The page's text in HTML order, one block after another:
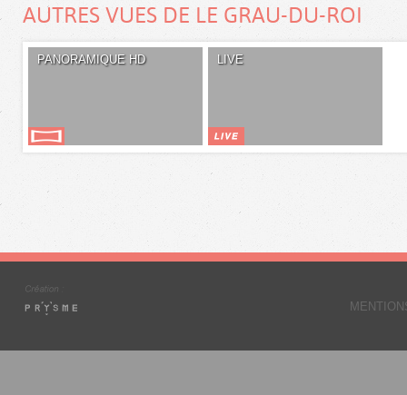
AUTRES VUES DE LE GRAU-DU-ROI
PANORAMIQUE HD LIVE